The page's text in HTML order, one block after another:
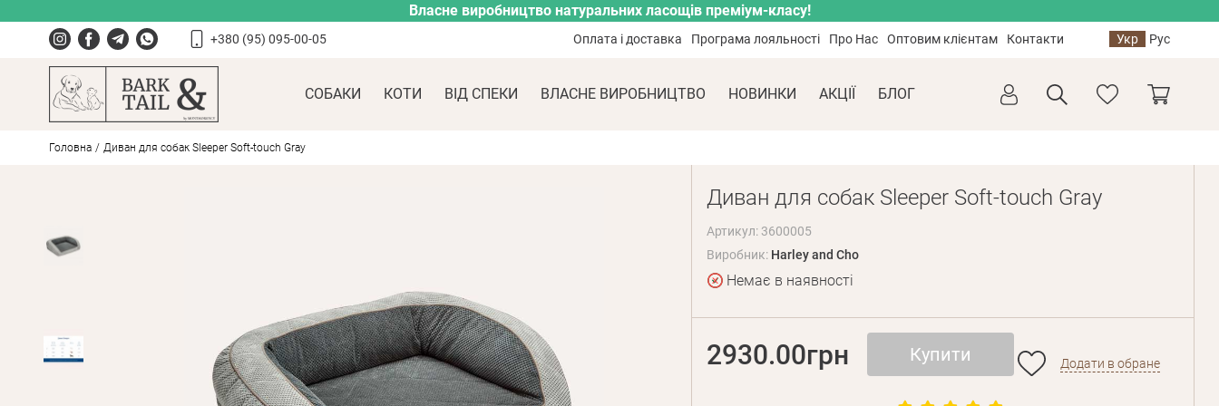
Власне виробництво натуральних ласощів преміум-класу!
+380 (95) 095-00-05 Оплата і доставка Програма лояльності Про Нас Оптовим клієнтам Контакти Укр Рус
СОБАКИ КОТИ ВІД СПЕКИ ВЛАСНЕ ВИРОБНИЦТВО НОВИНКИ АКЦІЇ БЛОГ
Головна Диван для собак Sleeper Soft-touch Gray
Диван для собак Sleeper Soft-touch Gray
Артикул: 3600005
Виробник: Harley and Cho
Немає в наявності
2930.00грн Купити Додати в обране